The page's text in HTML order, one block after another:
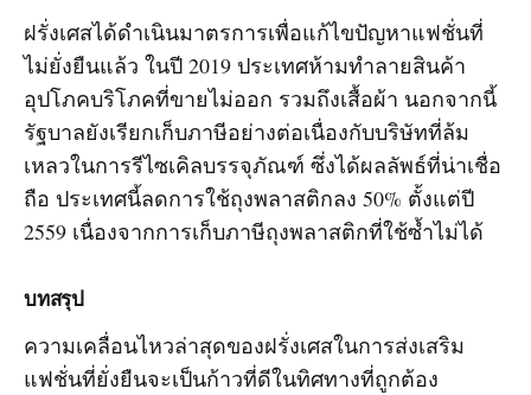
ฝรั่งเศสได้ดำเนินมาตรการเพื่อแก้ไขปัญหาแฟชั่นที่
ไม่ยั่งยืนแล้ว ในปี 2019 ประเทศห้ามทำลายสินค้า
อุปโภคบริโภคที่ขายไม่ออก รวมถึงเสื้อผ้า นอกจากนี้
รัฐบาลยังเรียกเก็บภาษีอย่างต่อเนื่องกับบริษัทที่ล้ม
เหลวในการรีไซเคิลบรรจุภัณฑ์ ซึ่งได้ผลลัพธ์ที่น่าเชื่อ
ถือ ประเทศนี้ลดการใช้ถุงพลาสติกลง 50% ตั้งแต่ปี
2559 เนื่องจากการเก็บภาษีถุงพลาสติกที่ใช้ซ้ำไม่ได้
บทสรุป
ความเคลื่อนไหวล่าสุดของฝรั่งเศสในการส่งเสริม
แฟชั่นที่ยั่งยืนจะเป็นก้าวที่ดีในทิศทางที่ถูกต้อง